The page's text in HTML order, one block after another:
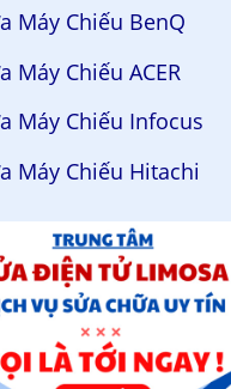
Máy Chiếu BenQ
Máy Chiếu ACER
Máy Chiếu Infocus
Máy Chiếu Hitachi